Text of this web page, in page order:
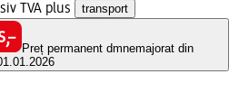
TVA plus transport
Preț permanent dmnemajorat din